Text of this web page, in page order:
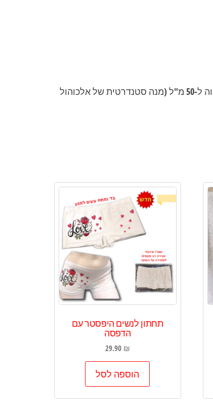
אם אין לך ג'יגר (כוס מדידה מקצועית), כוס זו משמשת ככלי מדידה מצוין – כוס מלאה שווה ל-50 מ"ל (מנה סטנדרטית של אלכוהול
תחתון לנשים היפסטר עם
הדפסה
29.90 ₪
הוספה לסל